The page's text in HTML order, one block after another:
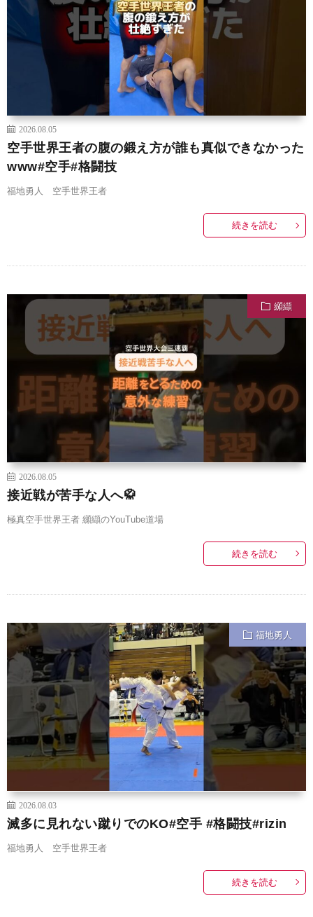
2026.08.05
空手世界王者の腹の鍛え方が誰も真似できなかった
www#空手#格闘技
福地勇人 空手世界王者
続きを読む
纐纈
2026.08.05
接近戦が苦手な人へ🥋
極真空手世界王者 纐纈のYouTube道場
続きを読む
福地勇人
2026.08.03
滅多に見れない蹴りでのKO#空手 #格闘技#rizin
福地勇人 空手世界王者
続きを読む